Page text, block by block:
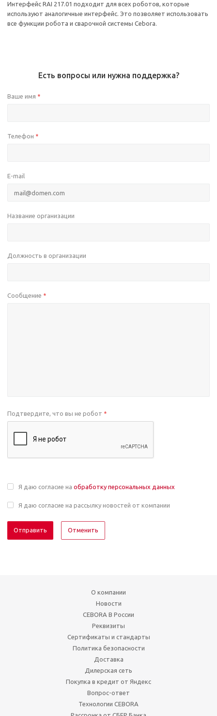
Интерфейс RAI 217.01 подходит для всех роботов, которые
используют аналогичные интерфейс. Это позволяет использовать
все функции робота и сварочной системы Cebora.
Есть вопросы или нужна поддержка?
Ваше имя *
Телефон *
E-mail
Название организации
Должность в организации
Сообщение *
Подтвердите, что вы не робот *
Я даю согласие на обработку персональных данных
Я даю согласие на рассылку новостей от компании
Отменить
О компании
Новости
CEBORA В России
Реквизиты
Сертификаты и стандарты
Политика безопасности
Доставка
Дилерская сеть
Покупка в кредит от Яндекс
Вопрос-ответ
Технологии CEBORA